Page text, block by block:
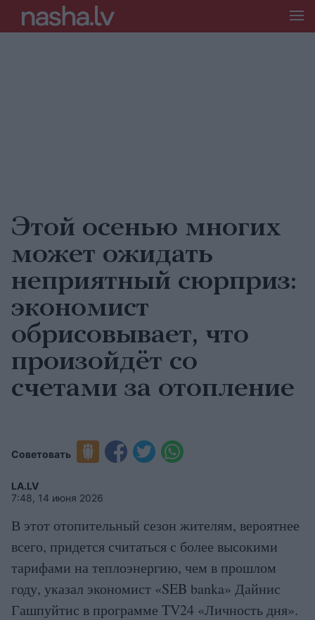
Этой осенью многих
может ожидать
неприятный сюрприз:
экономист
обрисовывает, что
произойдёт со
счетами за отопление
Советовать
LA.LV
7:48, 14 июня 2026
В этот отопительный сезон жителям, вероятнее
всего, придется считаться с более высокими
тарифами на теплоэнергию, чем в прошлом
году, указал экономист «SEB banka» Дайнис
Гашпуйтис в программе TV24 «Личность дня».